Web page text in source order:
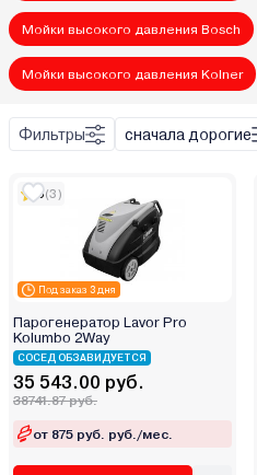
Carver
Champion
Crown
Daewoo
Deli
Denzel
Desoon
DGM
DWT
DYLLU
ECO
Мойки высокого давления Bosch
Мойки высокого давления Kolner
Фильтры сначала дорогие
Под заказ 3 дня
5(3)
Парогенератор Lavor Pro
Kolumbo 2Way
СОСЕД ОБЗАВИДУЕТСЯ
35 543.00 руб.
38741.87 руб.
от 875 руб. руб./мес.